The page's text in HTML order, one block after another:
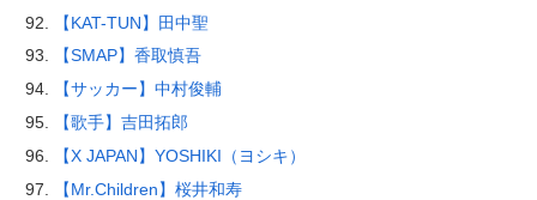
【KAT-TUN】田中聖
【SMAP】香取慎吾
【サッカー】中村俊輔
【歌手】吉田拓郎
【X JAPAN】YOSHIKI（ヨシキ）
【Mr.Children】桜井和寿